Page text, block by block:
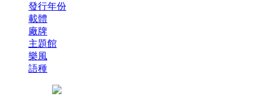
發行年份
載體
廠牌
主題館
樂風
語種